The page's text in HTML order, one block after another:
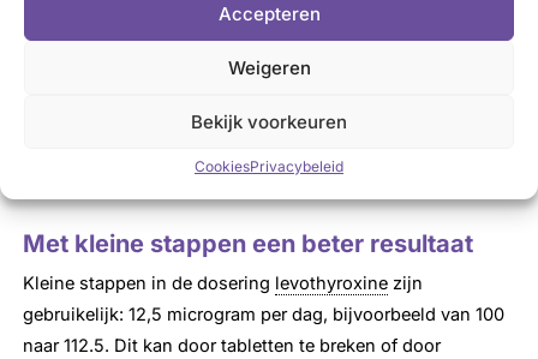
Accepteren
Weigeren
Bekijk voorkeuren
CookiesPrivacybeleid
Met kleine stappen een beter resultaat
Kleine stappen in de dosering levothyroxine zijn
gebruikelijk: 12,5 microgram per dag, bijvoorbeeld van 100
naar 112.5. Dit kan door tabletten te breken of door